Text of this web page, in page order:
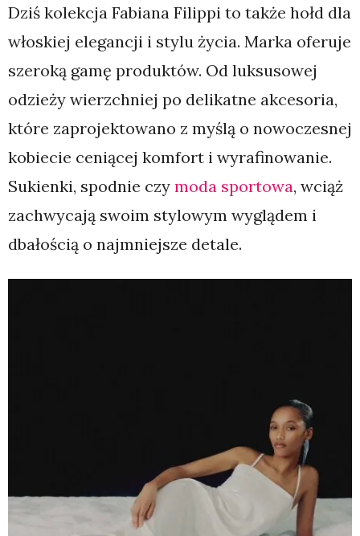
Dziś kolekcja Fabiana Filippi to także hołd dla
włoskiej elegancji i stylu życia. Marka oferuje
szeroką gamę produktów. Od luksusowej
odzieży wierzchniej po delikatne akcesoria,
które zaprojektowano z myślą o nowoczesnej
kobiecie ceniącej komfort i wyrafinowanie.
Sukienki, spodnie czy moda sportowa, wciąż
zachwycają swoim stylowym wyglądem i
dbałością o najmniejsze detale.